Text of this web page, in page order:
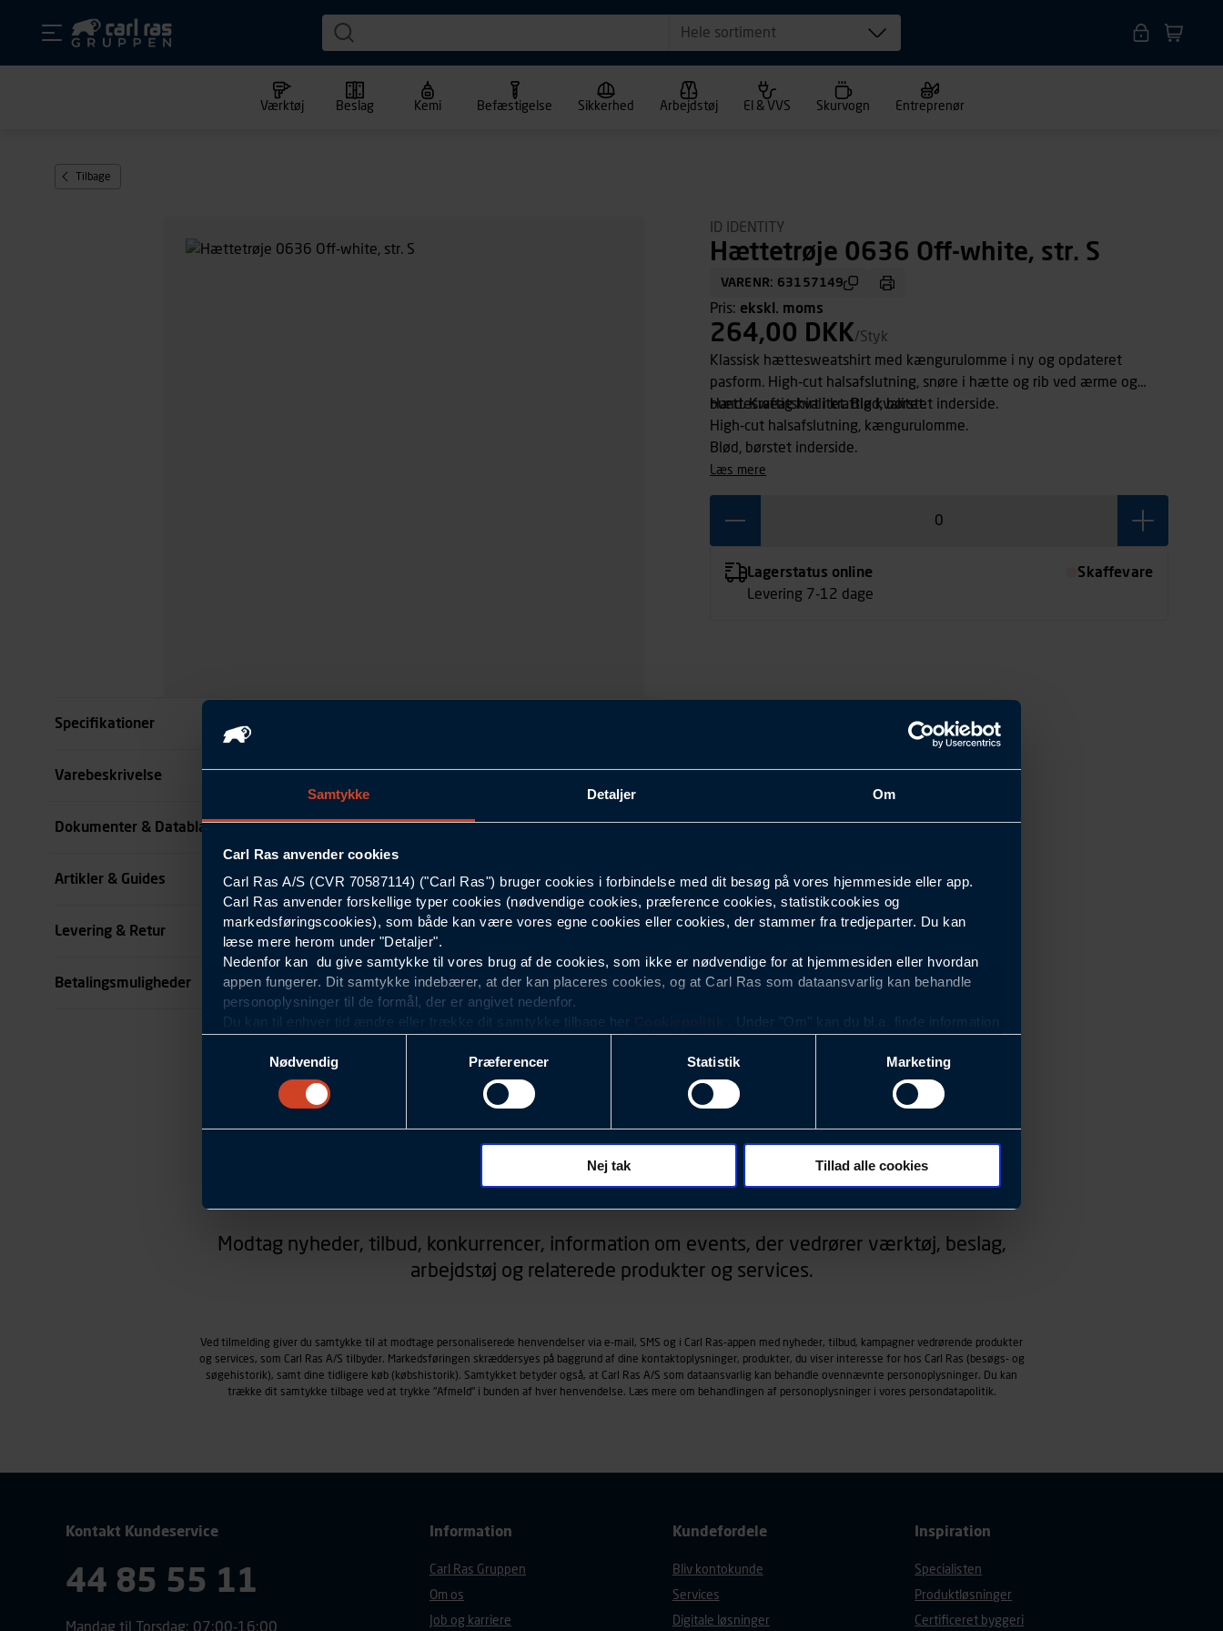
Samtykke Detaljer Om
Carl Ras anvender cookies
Carl Ras A/S (CVR 70587114) ("Carl Ras") bruger cookies i forbindelse med dit besøg på vores hjemmeside eller app.
Carl Ras anvender forskellige typer cookies (nødvendige cookies, præference cookies, statistikcookies og
markedsføringscookies), som både kan være vores egne cookies eller cookies, der stammer fra tredjeparter. Du kan
læse mere herom under "Detaljer".
Nedenfor kan du give samtykke til vores brug af de cookies, som ikke er nødvendige for at hjemmesiden eller hvordan
appen fungerer. Dit samtykke indebærer, at der kan placeres cookies, og at Carl Ras som dataansvarlig kan behandle
personoplysninger til de formål, der er angivet nedenfor.
Du kan til enhver tid ændre eller trække dit samtykke tilbage her
. Under "Om" kan du bl.a. finde information
Statistikcookies
Carl Ras anvender statistikcookies med det formål at optimere design, brugervenlighed og effektiviteten af vores
hjemmeside og apps, herunder analyser af, hvilke oplysninger der er mest populære, og som derfor skal være nemme at
færden på siderne, tidspunkt, hvad der klikkes på, sider/indhold der besøges, browsertype, søgeord, IP-adresse,
informationer om enhedstype (computer, smartphone mv.) samt de features, der anvendes.
region, du befinder dig i.
Carl Ras anvender markedsføringscookies med det formål at spore besøgende på vores hjemmeside og apps med
klikkes på, sider/indhold der besøges, browsertype, søgeord, IP-adresse, informationer om enhedstype (computer,
smartphone mv.) samt de features, der anvendes.
Vi henviser endvidere til vorespersondatapolitik, der indeholder yderligere information om behandling af
personoplysninger.
Nødvendig
Præferencer Statistik Marketing
Nej tak Tillad alle cookies
Hele sortiment
Værktøj Beslag Kemi Befæstigelse Sikkerhed Arbejdstøj El & VVS Skurvogn Entreprenør
Tilbage
Specifikationer
Størrelse S
se all specifikationer
Varebeskrivelse
Dokumenter & Datablade
Artikler & Guides
Levering & Retur
Betalingsmuligheder
ID IDENTITY
Hættetrøje 0636 Off-white, str. S
VARENR: 63157149
Pris: ekskl. moms
264,00 DKK/Styk
Klassisk hættesweatshirt med kængurulomme i ny og opdateret
pasform. High-cut halsafslutning, snøre i hætte og rib ved ærme og
bund. Kraftig kvalitet. Blød, børstet inderside.
Hættesweatshirt i kraftig kvalitet.
High-cut halsafslutning, kængurulomme.
Blød, børstet inderside.
læs mere
Lagerstatus online
Levering 7-12 dage
Skaffevare
Nyhedsbrev
Modtag nyheder, tilbud, konkurrencer, information om events, der vedrører værktøj, beslag,
arbejdstøj og relaterede produkter og services.
Ved tilmelding giver du samtykke til at modtage personaliserede henvendelser via e-mail, SMS og i Carl Ras-appen med nyheder, tilbud, kampagner vedrørende produkter
og services, som Carl Ras A/S tilbyder. Markedsføringen skræddersyes på baggrund af dine kontaktoplysninger, produkter, du viser interesse for hos Carl Ras (besøgs- og
søgehistorik), samt dine tidligere køb (købshistorik). Samtykket betyder også, at Carl Ras A/S som dataansvarlig kan behandle ovennævnte personoplysninger. Du kan
trække dit samtykke tilbage ved at trykke "Afmeld" i bunden af hver henvendelse. Læs mere om behandlingen af personoplysninger i vores persondatapolitik.
Kontakt Kundeservice
44 85 55 11
Mandag til Torsdag: 07:00-16:00
Information
Carl Ras Gruppen
Om os
Job og karriere
Kundefordele
Bliv kontokunde
Services
Digitale løsninger
Inspiration
Specialisten
Produktløsninger
Certificeret byggeri